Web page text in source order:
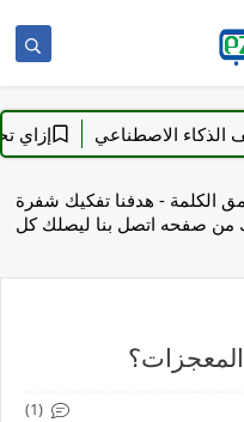
الاصطناعي إزاي تحمي
الكلمة - هدفنا تفكيك شفرة
من صفحه اتصل بنا ليصلك كل
المعجزات؟
(1)